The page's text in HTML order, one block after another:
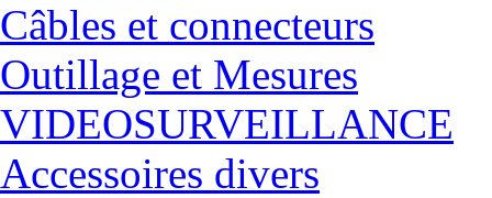
Câbles et connecteurs
Outillage et Mesures
VIDEOSURVEILLANCE
Accessoires divers